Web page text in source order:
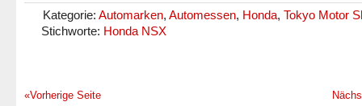
Kategorie: Automarken, Automessen, Honda, Tokyo Motor
Stichworte: Honda NSX
«Vorherige Seite